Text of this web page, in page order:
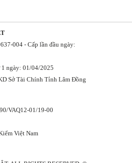
004 - Cấp lần đầu ngày:
ngày: 01/04/2025
Sở Tài Chính Tỉnh Lâm Đồng
VAQ12-01/19-00
Việt Nam